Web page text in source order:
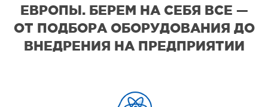
ЕВРОПЫ. БЕРЕМ НА СЕБЯ ВСЕ —
ОТ ПОДБОРА ОБОРУДОВАНИЯ ДО
ВНЕДРЕНИЯ НА ПРЕДПРИЯТИИ